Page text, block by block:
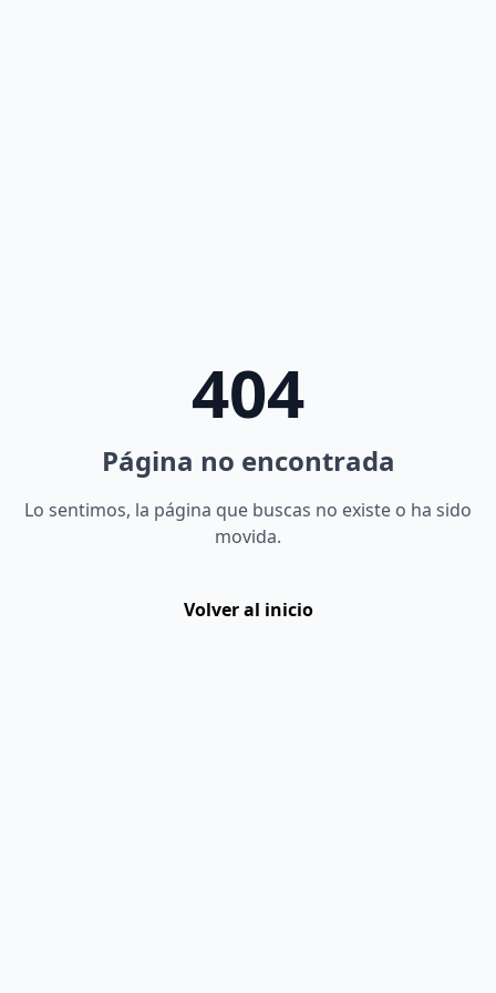
404
Página no encontrada
Lo sentimos, la página que buscas no existe o ha sido
movida.
Volver al inicio